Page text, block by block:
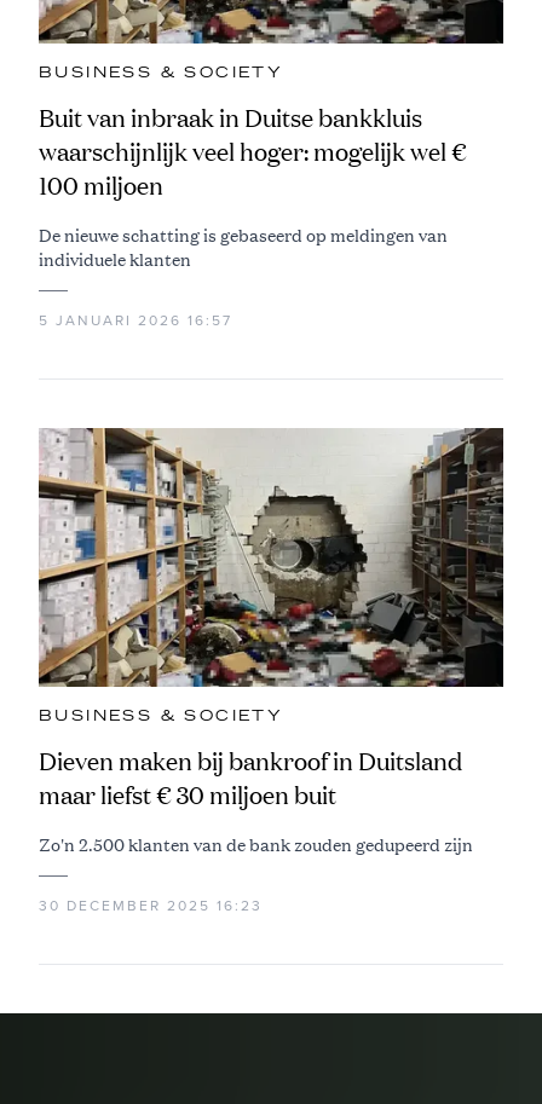
BUSINESS & SOCIETY
Buit van inbraak in Duitse bankkluis
waarschijnlijk veel hoger: mogelijk wel €
100 miljoen
De nieuwe schatting is gebaseerd op meldingen van
individuele klanten
5 JANUARI 2026 16:57
BUSINESS & SOCIETY
Dieven maken bij bankroof in Duitsland
maar liefst € 30 miljoen buit
Zo'n 2.500 klanten van de bank zouden gedupeerd zijn
30 DECEMBER 2025 16:23